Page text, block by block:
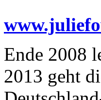
Ende 2008
2013 geht